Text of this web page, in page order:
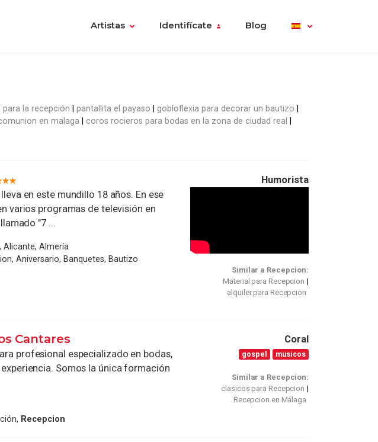
Artistas Identifícate Blog
la recepción pantallita el payaso
gobloflexia para decorar un bautizo
en malaga
coros rocieros para bodas en la zona de ciudad real
en este mundillo 18 años. En ese
varios programas de televisión en
"7 ...
Alicante, Almería
Aniversario, Banquetes, Bautizo
Humorista
Similar a Recepcion:
Material para Recepcion
alquiler para Recepcion
Cantares
profesional especializado en bodas,
Somos la única formación
Recepcion
Coral
gospel musicos
Similar a Recepcion:
clasicos para Recepcion
Recepcion en Málaga